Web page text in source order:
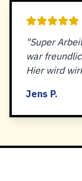
"Super
war
Hier wird
Jens P.